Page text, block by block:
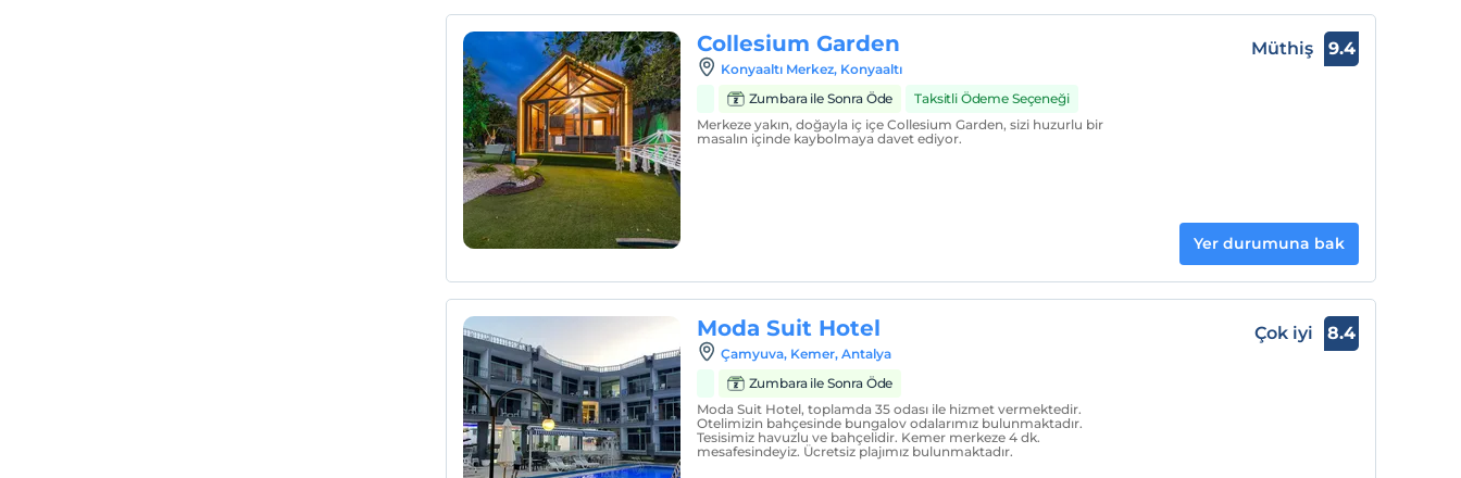
Collesium Garden
Konyaaltı Merkez, Konyaaltı
Zumbara ile Sonra Öde
Taksitli Ödeme Seçeneği
Merkeze yakın, doğayla iç içe Collesium Garden, sizi huzurlu bir
masalın içinde kaybolmaya davet ediyor.
Müthiş 9.4
Yer durumuna bak
Moda Suit Hotel
Çamyuva, Kemer, Antalya
Zumbara ile Sonra Öde
Moda Suit Hotel, toplamda 35 odası ile hizmet vermektedir.
Otelimizin bahçesinde bungalov odalarımız bulunmaktadır.
Tesisimiz havuzlu ve bahçelidir. Kemer merkeze 4 dk.
mesafesindeyiz. Ücretsiz plajımız bulunmaktadır.
Çok iyi 8.4